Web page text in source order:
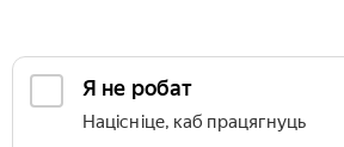
Я не робат
Націсніце, каб працягнуць